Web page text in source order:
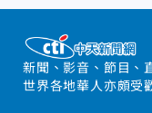
新聞、影音、節目、
世界各地華人亦頗受